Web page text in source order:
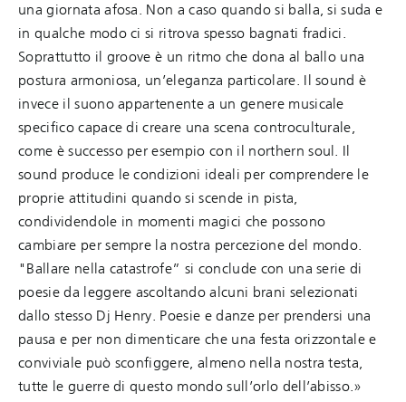
una giornata afosa. Non a caso quando si balla, si suda e
in qualche modo ci si ritrova spesso bagnati fradici.
Soprattutto il groove è un ritmo che dona al ballo una
postura armoniosa, un’eleganza particolare. Il sound è
invece il suono appartenente a un genere musicale
specifico capace di creare una scena controculturale,
come è successo per esempio con il northern soul. Il
sound produce le condizioni ideali per comprendere le
proprie attitudini quando si scende in pista,
condividendole in momenti magici che possono
cambiare per sempre la nostra percezione del mondo.
"Ballare nella catastrofe” si conclude con una serie di
poesie da leggere ascoltando alcuni brani selezionati
dallo stesso Dj Henry. Poesie e danze per prendersi una
pausa e per non dimenticare che una festa orizzontale e
conviviale può sconfiggere, almeno nella nostra testa,
tutte le guerre di questo mondo sull’orlo dell’abisso.»